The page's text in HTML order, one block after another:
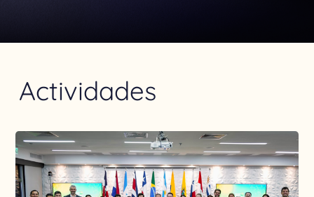
Actividades